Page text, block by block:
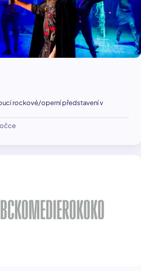
rockové/operní představení v